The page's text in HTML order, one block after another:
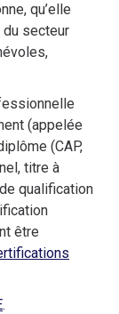
qu’elle
du secteur
(appelée
(CAP,
titre à
qualification
être
.